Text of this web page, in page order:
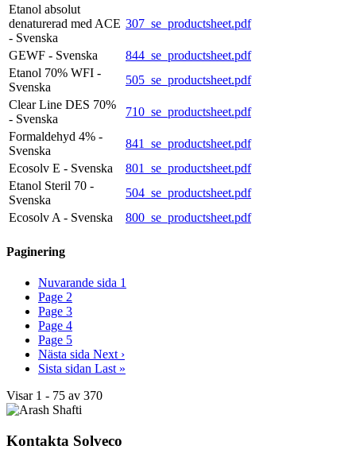
Etanol absolut
denaturerad med ACE
- Svenska
307_se_productsheet.pdf
GEWF - Svenska
844_se_productsheet.pdf
Etanol 70% WFI -
Svenska
505_se_productsheet.pdf
Clear Line DES 70%
- Svenska
710_se_productsheet.pdf
Formaldehyd 4% -
Svenska
841_se_productsheet.pdf
Ecosolv E - Svenska
801_se_productsheet.pdf
Etanol Steril 70 -
Svenska
504_se_productsheet.pdf
Ecosolv A - Svenska
800_se_productsheet.pdf
Paginering
Nuvarande sida 1
Page 2
Page 3
Page 4
Page 5
Nästa sida Next ›
Sista sidan Last »
Visar 1 - 75 av 370
Kontakta Solveco